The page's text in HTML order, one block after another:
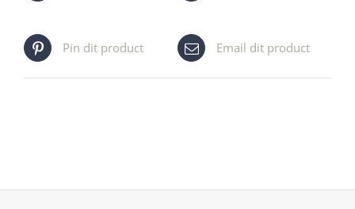
Pin dit product Email dit product